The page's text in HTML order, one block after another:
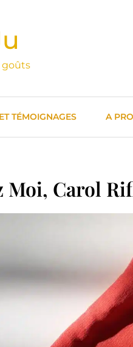
goûts
TÉMOIGNAGES A
Moi, Carol